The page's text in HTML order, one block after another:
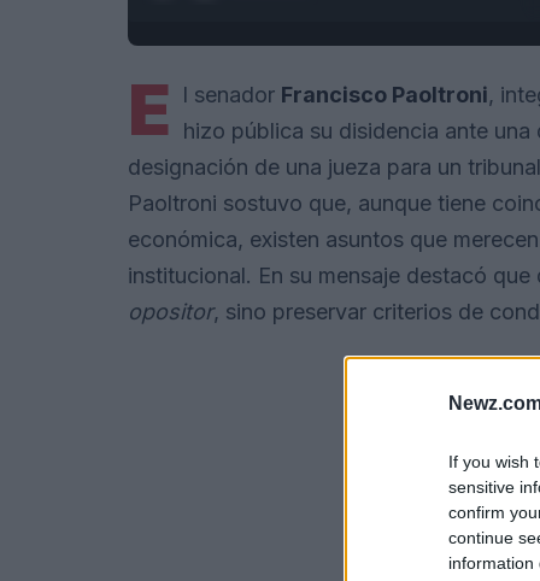
If you wish
sensitive
confirm
continue
information
E l senador Francisco Paoltroni,
hizo pública su disidencia ante
designación de una jueza para un
Paoltroni sostuvo que, aunque tiene
económica, existen asuntos que
institucional. En su mensaje destacó
opositor, sino preservar criterios de